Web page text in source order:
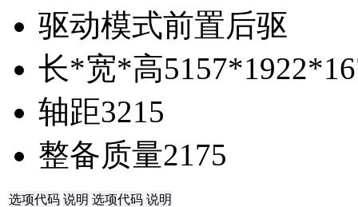
驱动模式前置后驱
长*宽*高
轴距3215
整备质量2175
选项代码 说明 选项代码 说明